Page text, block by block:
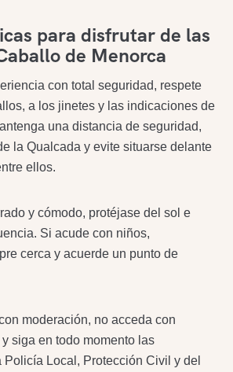
para disfrutar de las
de Menorca
con total seguridad, respete
a los jinetes y las indicaciones de
una distancia de seguridad,
la Qualcada y evite situarse delante
ellos.
y cómodo, protéjase del sol e
Si acude con niños,
cerca y acuerde un punto de
moderación, no acceda con
siga en todo momento las
Policía Local, Protección Civil y del